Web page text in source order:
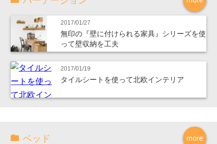
2017/01/27
無印の『壁に付けられる家具』シリーズを使
って壁収納を工夫
2017/01/19
タイルシートを使って北欧インテリア
more
ベッド